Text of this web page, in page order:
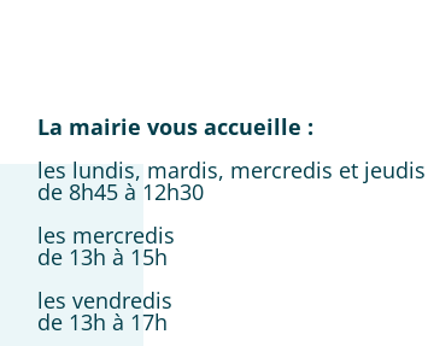
La mairie vous accueille :
les lundis, mardis, mercredis et jeudis
de 8h45 à 12h30
les mercredis
de 13h à 15h
les vendredis
de 13h à 17h